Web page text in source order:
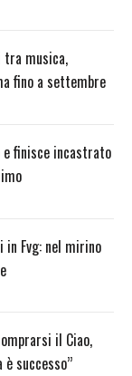
tra musica,
fino a settembre
finisce incastrato
Fvg: nel mirino
il Ciao,
è successo”